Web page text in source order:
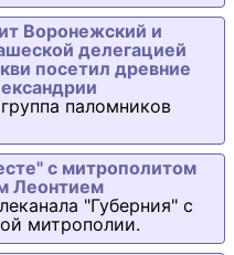
Воронежский и
делегацией
посетил древние
паломников
с митрополитом
Леонтием
"Губерния" с
митрополии.